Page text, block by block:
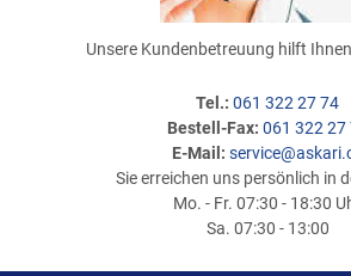
Unsere Kundenbetreuung hilft
Tel.: 061 322 27 74
Bestell-Fax: 061 322 27
E-Mail:
Sie erreichen uns persönlich in
Mo. - Fr. 07:30 - 18:30
Sa. 07:30 - 13:00